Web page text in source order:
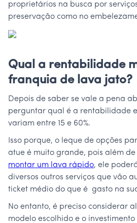
proprietários na busca por
preservação como no
Qual a rentabilidade
franquia de lava jato?
Depois de saber se vale a pena
perguntar qual é a rentabilidade e
variam entre 15 e 60%.
Isso porque, o leque de opções
atue é muito grande, pois além
montar um lava rápido, ele
diversos outros serviços que vão
ticket médio do que é gasto na
No entanto, é preciso considerar
modelo escolhido e o